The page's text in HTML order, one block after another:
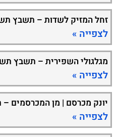
זחל המזיק לשדות – תשבץ
לצפייה »
מגלגולי השפירית – תשבץ
לצפייה »
יונק מכרסם | מן המכרסמים
לצפייה »